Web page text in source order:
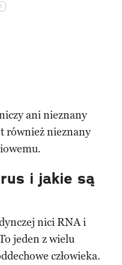
ani nieznany
również nieznany
i jakie są
nici RNA i
jeden z wielu
człowieka.